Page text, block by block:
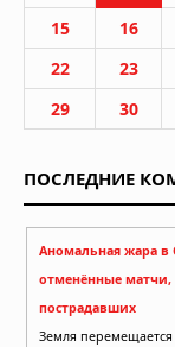
15
16
22
23
29
30
ПОСЛЕДНИЕ
Аномальная жара
отменённые
пострадавших
Земля перемещается